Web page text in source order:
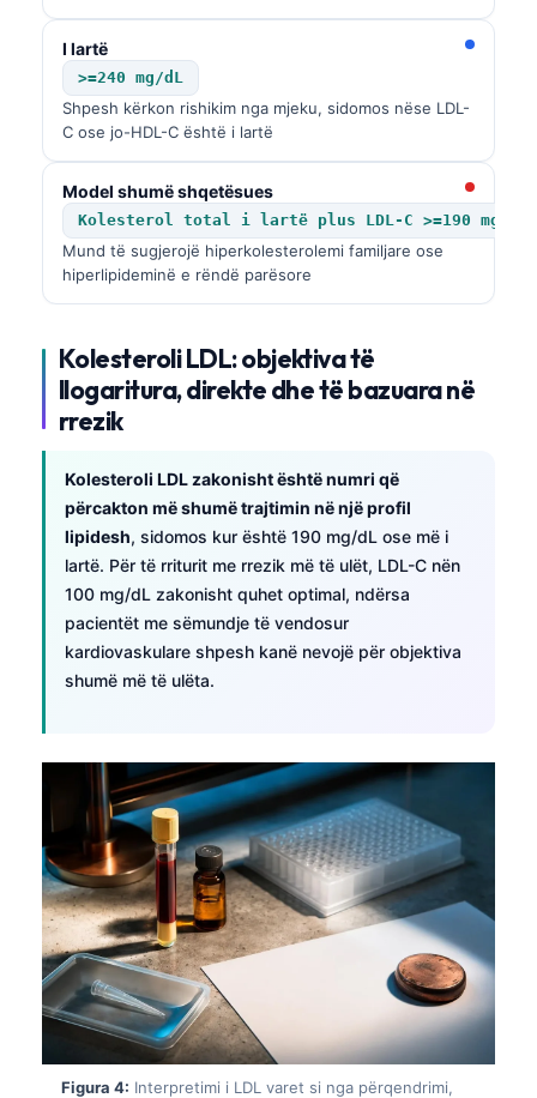
I lartë
>=240 mg/dL
Shpesh kërkon rishikim nga mjeku, sidomos nëse LDL-
C ose jo-HDL-C është i lartë
Model shumë shqetësues
Kolesterol total i lartë plus LDL-C >=190 mg/dL
Mund të sugjerojë hiperkolesterolemi familjare ose
hiperlipideminë e rëndë parësore
Kolesteroli LDL: objektiva të
llogaritura, direkte dhe të bazuara në
rrezik
Kolesteroli LDL zakonisht është numri që
përcakton më shumë trajtimin në një profil
lipidesh, sidomos kur është 190 mg/dL ose më i
lartë. Për të rriturit me rrezik më të ulët, LDL-C nën
100 mg/dL zakonisht quhet optimal, ndërsa
pacientët me sëmundje të vendosur
kardiovaskulare shpesh kanë nevojë për objektiva
shumë më të ulëta.
Figura 4: Interpretimi i LDL varet si nga përqendrimi,